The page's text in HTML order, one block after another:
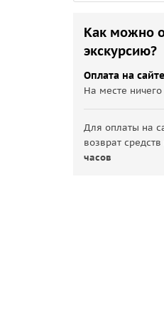
Как можно
экскурсию?
Оплата на сайте
На месте
Для оплаты на
возврат
часов